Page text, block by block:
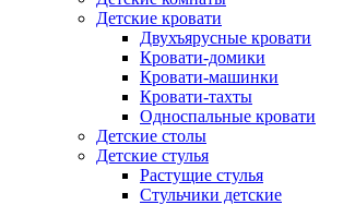
Детские кровати
Двухъярусные кровати
Кровати-домики
Кровати-машинки
Кровати-тахты
Односпальные кровати
Детские столы
Детские стулья
Растущие стулья
Стульчики детские